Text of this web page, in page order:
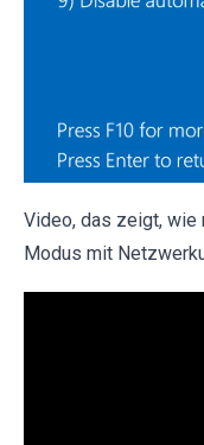
Video, das zeigt, wie
Modus mit